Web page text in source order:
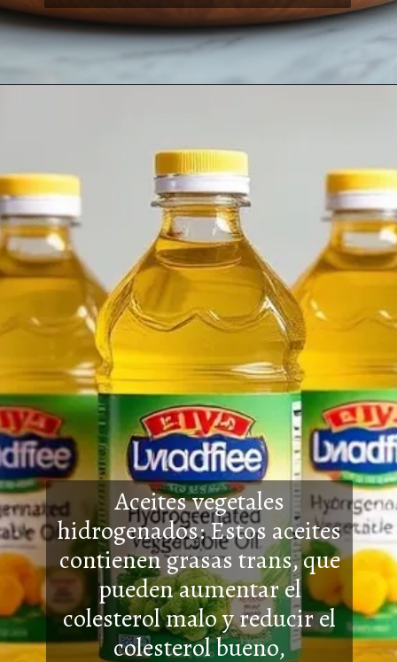
Aceites vegetales
hidrogenados: Estos aceites
contienen grasas trans, que
pueden aumentar el
colesterol malo y reducir el
colesterol bueno,